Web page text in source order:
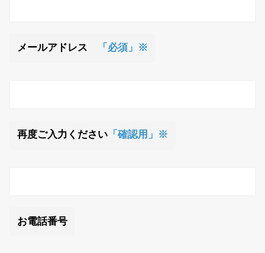
メールアドレス 「必須」※
再度ご入力ください「確認用」※
お電話番号